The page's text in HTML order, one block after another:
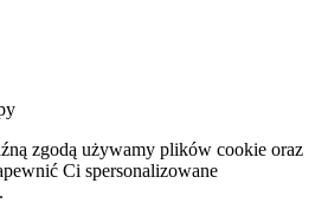
zgodą używamy plików cookie oraz
Ci spersonalizowane